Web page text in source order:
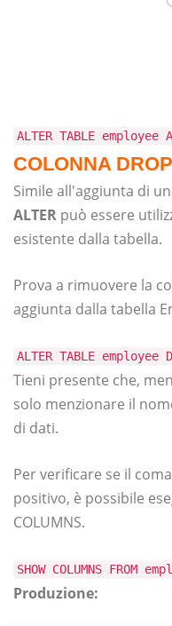
ALTER TABLE employee
COLONNA DROP
Simile all'aggiunta di
ALTER può essere
esistente dalla tabella.
Prova a rimuovere la
aggiunta dalla tabella
ALTER TABLE employee
Tieni presente che,
solo menzionare il
di dati.
Per verificare se il
positivo, è possibile
COLUMNS.
SHOW COLUMNS FROM
Produzione: